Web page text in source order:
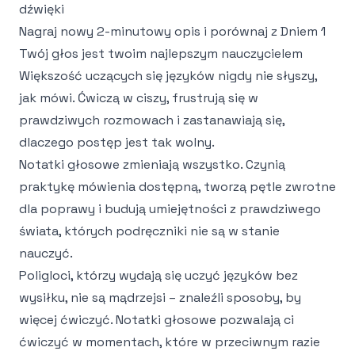
dźwięki
Nagraj nowy 2-minutowy opis i porównaj z Dniem 1
Twój głos jest twoim najlepszym nauczycielem
Większość uczących się języków nigdy nie słyszy,
jak mówi. Ćwiczą w ciszy, frustrują się w
prawdziwych rozmowach i zastanawiają się,
dlaczego postęp jest tak wolny.
Notatki głosowe zmieniają wszystko. Czynią
praktykę mówienia dostępną, tworzą pętle zwrotne
dla poprawy i budują umiejętności z prawdziwego
świata, których podręczniki nie są w stanie
nauczyć.
Poligloci, którzy wydają się uczyć języków bez
wysiłku, nie są mądrzejsi – znaleźli sposoby, by
więcej ćwiczyć. Notatki głosowe pozwalają ci
ćwiczyć w momentach, które w przeciwnym razie